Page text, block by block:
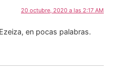
20 octubre, 2020 a las 2:17 AM
en pocas palabras.